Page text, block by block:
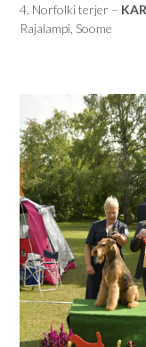
4. Norfolki terjer –
Rajalampi, Soome